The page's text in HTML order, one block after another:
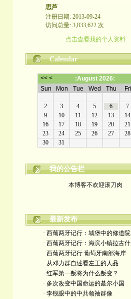
思芦
注册日期: 2013-09-24
访问总量: 3,833,622 次
点击查看我的个人资料
Calendar
我的公告栏
最新发布
· 西葡两牙记行：城堡中的修道院
· 西葡两牙记行：海滨小镇拉古什
· 西葡两牙记行 葡萄牙南部海岸
· 从邓力群自述看左王的人品
· 红军第一叛将为什么叛变？
· 多次改变中国命运的蕞尔小国
· 李锐眼中的中共领袖群像